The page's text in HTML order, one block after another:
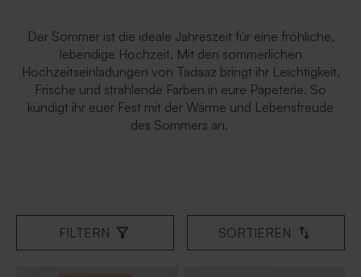
Der Sommer ist die ideale Jahreszeit für eine fröhliche,
lebendige Hochzeit. Mit den sommerlichen
Hochzeitseinladungen von Tadaaz bringt ihr Leichtigkeit,
Frische und strahlende Farben in eure Papeterie. So
kündigt ihr euer Fest mit der Wärme und Lebensfreude
des Sommers an.
FILTERN SORTIEREN